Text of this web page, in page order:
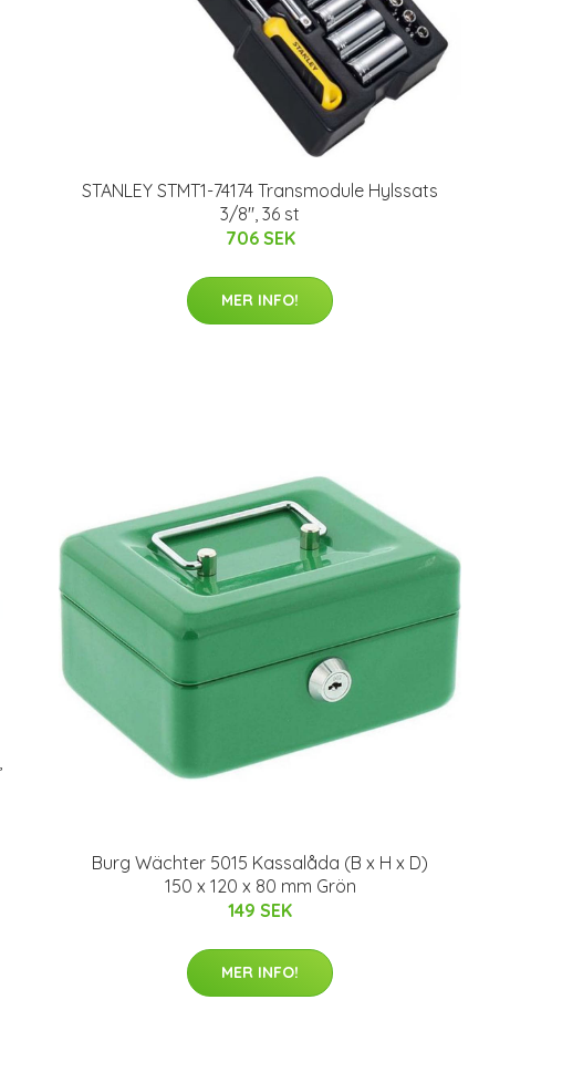
STANLEY STMT1-74174 Transmodule Hylssats
3/8", 36 st
706 SEK
MER INFO!
Burg Wächter 5015 Kassalåda (B x H x D)
150 x 120 x 80 mm Grön
149 SEK
MER INFO!